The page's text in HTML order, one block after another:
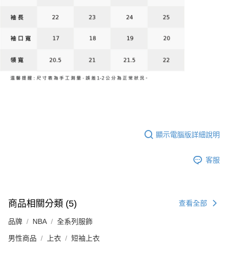
顯示電腦版詳細說明
客服
商品相關分類 (5) 查看全部
品牌 NBA 全系列服飾
男性商品 上衣 短袖上衣